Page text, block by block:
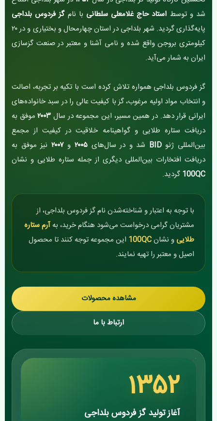
شد و توسط استاد حاج غلامعلی سلطانی با نامگز فردوس بلداجی
پایه‌گذاری گردید. شهر بلداجی در استان چهارمحال و بختیاری و در ۲۰
کیلومتری بروجن واقع شده و نامی آشنا و معتبر در صنعت گزسازی
ایران به شمار می‌آید.
گز فردوس بلداجی همواره تلاش کرده است با تکیه بر تجربه، اصالت
و انتخاب مواد اولیه مرغوب، گز با کیفیت عالی را در سبد خانواده‌های
ایرانی قرار دهد. در همین مسیر، این مجموعه در سال ۲۰۰۳موفق به
دریافت ستاره طلایی و گواهینامه خلاقیت در کیفیت از مجمع
بین‌المللی ژنوBID شد و در سال‌های۲۰۰۵ و۲۰۰۷ نیز موفق به
دریافت افتخارات بین‌المللی دیگری از جمله ستاره طلایی و نشان
100QC گردید.
با توجه به اعتبار و شناخته‌شدن نام گز فردوس بلداجی، از
مشتریان گرامی درخواست می‌شود هنگام خرید، به آرم ستاره
طلایی و نشان100QC این مجموعه توجه کنند تا محصول
اصیل و معتبر را تهیه نمایند.
مشاهده محصولات
ارتباط با ما
۱۳۵۲
آغاز تولید گز فردوس بلداجی